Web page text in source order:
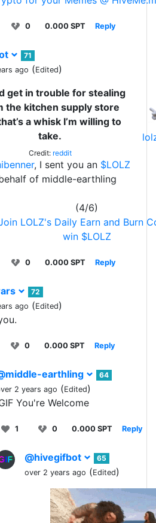
0 0.000 SPT Reply
71
ago (Edited)
get in trouble for stealing
the kitchen supply store
a whisk I’m willing to
take.
Credit: reddit
, I sent you an $LOLZ
of middle-earthling
(4/6)
LOLZ's Daily Earn and Burn
win $LOLZ
0 0.000 SPT Reply
72
ago (Edited)
0 0.000 SPT Reply
earthling
64
2 years ago (Edited)
You're Welcome
1 0 0.000 SPT Reply
@hivegifbot
65
over 2 years ago (Edited)